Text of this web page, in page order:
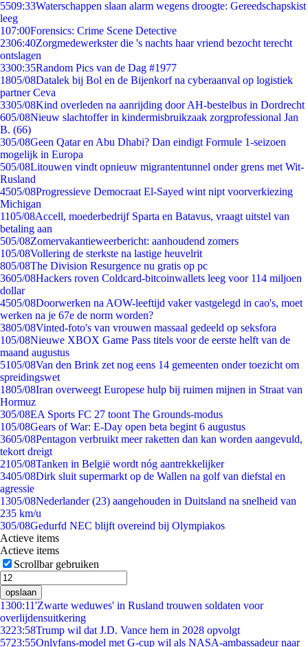
5509:33Waterschappen slaan alarm wegens droogte: Gereedschapskist
leeg
107:00Forensics: Crime Scene Detective
2306:40Zorgmedewerkster die 's nachts haar vriend bezocht terecht
ontslagen
3300:35Random Pics van de Dag #1977
1805/08Datalek bij Bol en de Bijenkorf na cyberaanval op logistiek
partner Ceva
3305/08Kind overleden na aanrijding door AH-bestelbus in Dordrecht
605/08Nieuw slachtoffer in kindermisbruikzaak zorgprofessional Jan
B. (66)
305/08Geen Qatar en Abu Dhabi? Dan eindigt Formule 1-seizoen
mogelijk in Europa
505/08Litouwen vindt opnieuw migrantentunnel onder grens met Wit-
Rusland
4505/08Progressieve Democraat El-Sayed wint nipt voorverkiezing
Michigan
1105/08Accell, moederbedrijf Sparta en Batavus, vraagt uitstel van
betaling aan
505/08Zomervakantieweerbericht: aanhoudend zomers
105/08Vollering de sterkste na lastige heuvelrit
805/08The Division Resurgence nu gratis op pc
3605/08Hackers roven Coldcard-bitcoinwallets leeg voor 114 miljoen
dollar
4505/08Doorwerken na AOW-leeftijd vaker vastgelegd in cao's, moet
werken na je 67e de norm worden?
3805/08Vinted-foto's van vrouwen massaal gedeeld op seksfora
105/08Nieuwe XBOX Game Pass titels voor de eerste helft van de
maand augustus
5105/08Van den Brink zet nog eens 14 gemeenten onder toezicht om
spreidingswet
1805/08Iran overweegt Europese hulp bij ruimen mijnen in Straat van
Hormuz
305/08EA Sports FC 27 toont The Grounds-modus
105/08Gears of War: E-Day open beta begint 6 augustus
3605/08Pentagon verbruikt meer raketten dan kan worden aangevuld,
tekort dreigt
2105/08Tanken in België wordt nóg aantrekkelijker
3405/08Dirk sluit supermarkt op de Wallen na golf van diefstal en
agressie
1305/08Nederlander (23) aangehouden in Duitsland na snelheid van
235 km/u
305/08Gedurfd NEC blijft overeind bij Olympiakos
Actieve items
Actieve items
Scrollbar gebruiken
opslaan
1300:11'Zwarte weduwes' in Rusland trouwen soldaten voor
overlijdensuitkering
3223:58Trump wil dat J.D. Vance hem in 2028 opvolgt
5723:55Onlyfans-model met G-cup wil als NASA-ambassadeur naar